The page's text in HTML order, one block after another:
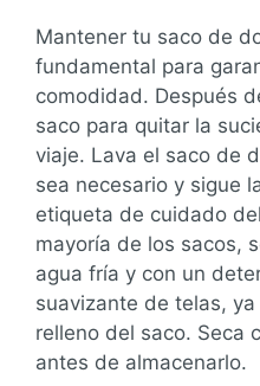
Mantener tu saco de
fundamental para
comodidad. Después
saco para quitar la
viaje. Lava el saco de
sea necesario y sigue
etiqueta de cuidado
mayoría de los sacos,
agua fría y con un
suavizante de telas,
relleno del saco. Seca
antes de almacenarlo.